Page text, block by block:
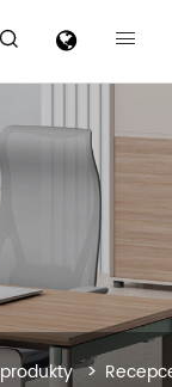
 
produkty